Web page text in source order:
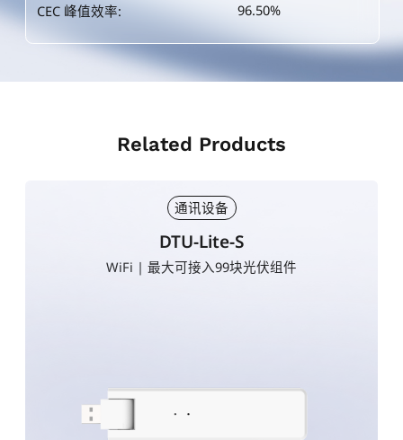
CEC 峰值效率: 96.50%
CEC 峰值效率: 96.50%
CEC 峰值效率: 96.50%
CEC 峰值效率: 96.50%
Related Products
通讯设备
DTU-Lite-S
WiFi | 最大可接入99块光伏组件